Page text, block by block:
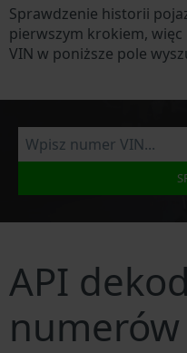
Sprawdzenie historii
pierwszym krokiem,
VIN w poniższe pole
API